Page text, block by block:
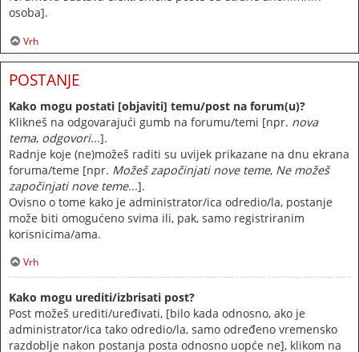
osoba].
Vrh
POSTANJE
Kako mogu postati [objaviti] temu/post na forum(u)?
Klikneš na odgovarajući gumb na forumu/temi [npr. nova
tema, odgovori...].
Radnje koje (ne)možeš raditi su uvijek prikazane na dnu ekrana
foruma/teme [npr. Možeš započinjati nove teme, Ne možeš
započinjati nove teme...].
Ovisno o tome kako je administrator/ica odredio/la, postanje
može biti omogućeno svima ili, pak, samo registriranim
korisnicima/ama.
Vrh
Kako mogu urediti/izbrisati post?
Post možeš urediti/uređivati, [bilo kada odnosno, ako je
administrator/ica tako odredio/la, samo određeno vremensko
razdoblje nakon postanja posta odnosno uopće ne], klikom na